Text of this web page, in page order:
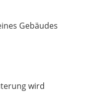
Gebäudes
wird